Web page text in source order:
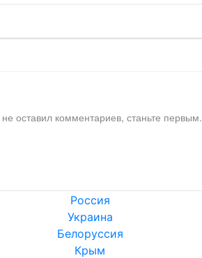
оставил комментариев, станьте первым.
Россия
Украина
Белоруссия
Крым